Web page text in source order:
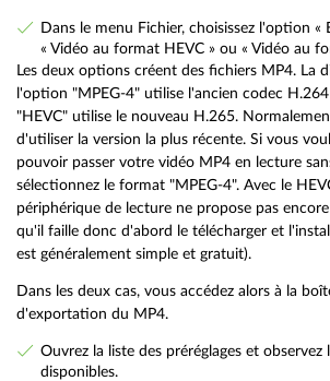
Dans le menu Fichier, choisissez l'option «
« Vidéo au format HEVC » ou « Vidéo au
Les deux options créent des fichiers MP4. La
l'option "MPEG-4" utilise l'ancien codec
"HEVC" utilise le nouveau H.265.
d'utiliser la version la plus récente. Si vous
pouvoir passer votre vidéo MP4 en lecture
sélectionnez le format "MPEG-4". Avec le
périphérique de lecture ne propose pas
qu'il faille donc d'abord le télécharger et
est généralement simple et gratuit).
Dans les deux cas, vous accédez alors à la
d'exportation du MP4.
Ouvrez la liste des préréglages et observez
disponibles.